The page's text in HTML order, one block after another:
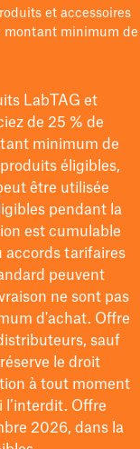
et accessoires
montant minimum de
LabTAG et
de 25 % de
minimum de
éligibles,
être utilisée
pendant la
est cumulable
accords tarifaires
peuvent
ne sont pas
d'achat. Offre
sauf
le droit
à tout moment
l’interdit. Offre
2026, dans la